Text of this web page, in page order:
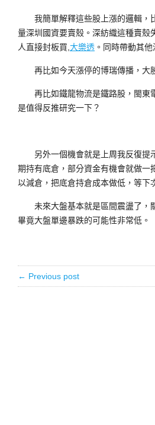
我簡單解釋這些股上漲的邏輯，
量深圳國資要賣殼。深紡織這種賣殼
人直接封板買, 大樂透 。同時帶動其
再比如今天漲停的博瑞傳播，大
再比如鐵龍物流是鐵路股，閩東
是值得反推研究一下？
另外一個機會就是上周我反復提
期持有底倉，部分資金有機會就做一
以減倉，把底倉持倉成本做低，等下
未來大盤基本就是區間震盪了，
畢竟大盤單邊暴跌的可能性非常低。
← Previous post